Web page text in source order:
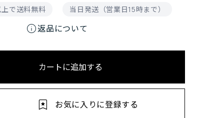
で送料無料 当日発送（営業日15時まで）
info返品について
カートに追加する
お気に入りに登録する